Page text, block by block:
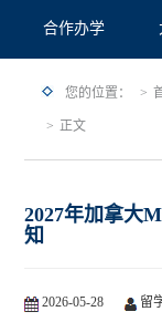
合作办学
您的位置：
正文
2027年加拿大
知
2026-05-28 留